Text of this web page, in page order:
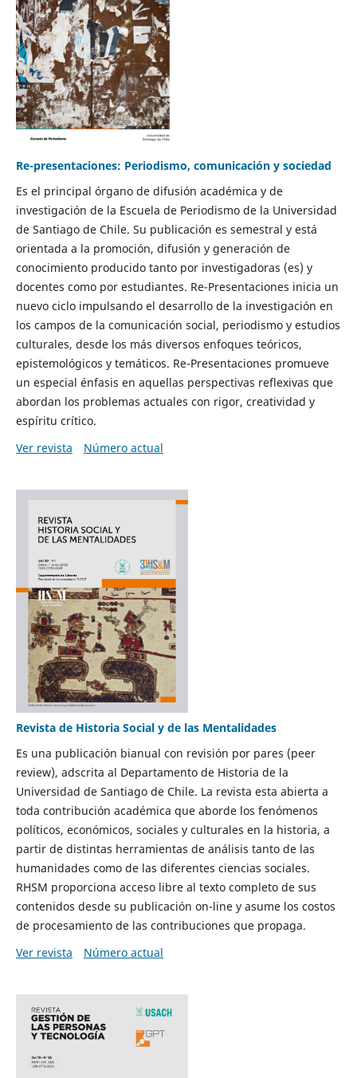
Re-presentaciones: Periodismo, comunicación y sociedad
Es el principal órgano de difusión académica y de
investigación de la Escuela de Periodismo de la Universidad
de Santiago de Chile. Su publicación es semestral y está
orientada a la promoción, difusión y generación de
conocimiento producido tanto por investigadoras (es) y
docentes como por estudiantes. Re-Presentaciones inicia un
nuevo ciclo impulsando el desarrollo de la investigación en
los campos de la comunicación social, periodismo y estudios
culturales, desde los más diversos enfoques teóricos,
epistemológicos y temáticos. Re-Presentaciones promueve
un especial énfasis en aquellas perspectivas reflexivas que
abordan los problemas actuales con rigor, creatividad y
espíritu crítico.
Ver revista
Número actual
Revista de Historia Social y de las Mentalidades
Es una publicación bianual con revisión por pares (peer
review), adscrita al Departamento de Historia de la
Universidad de Santiago de Chile. La revista esta abierta a
toda contribución académica que aborde los fenómenos
políticos, económicos, sociales y culturales en la historia, a
partir de distintas herramientas de análisis tanto de las
humanidades como de las diferentes ciencias sociales.
RHSM proporciona acceso libre al texto completo de sus
contenidos desde su publicación on-line y asume los costos
de procesamiento de las contribuciones que propaga.
Ver revista
Número actual